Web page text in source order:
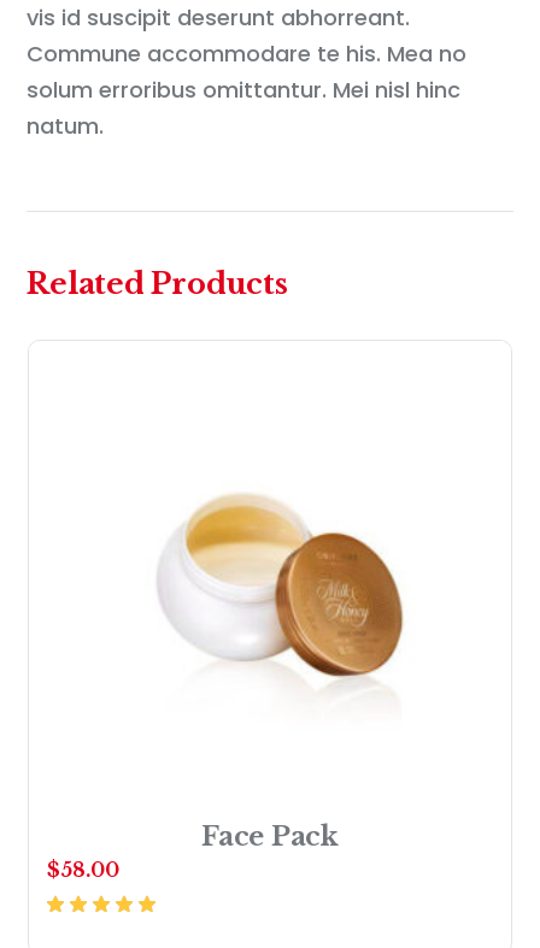
vis id suscipit deserunt abhorreant.
Commune accommodare te his. Mea no
solum erroribus omittantur. Mei nisl hinc
natum.
Related Products
Face Pack
$58.00